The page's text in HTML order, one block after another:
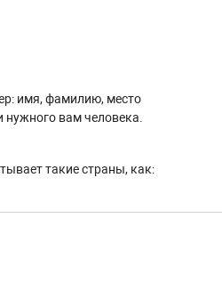
имя, фамилию, место
вам человека.
такие страны, как: